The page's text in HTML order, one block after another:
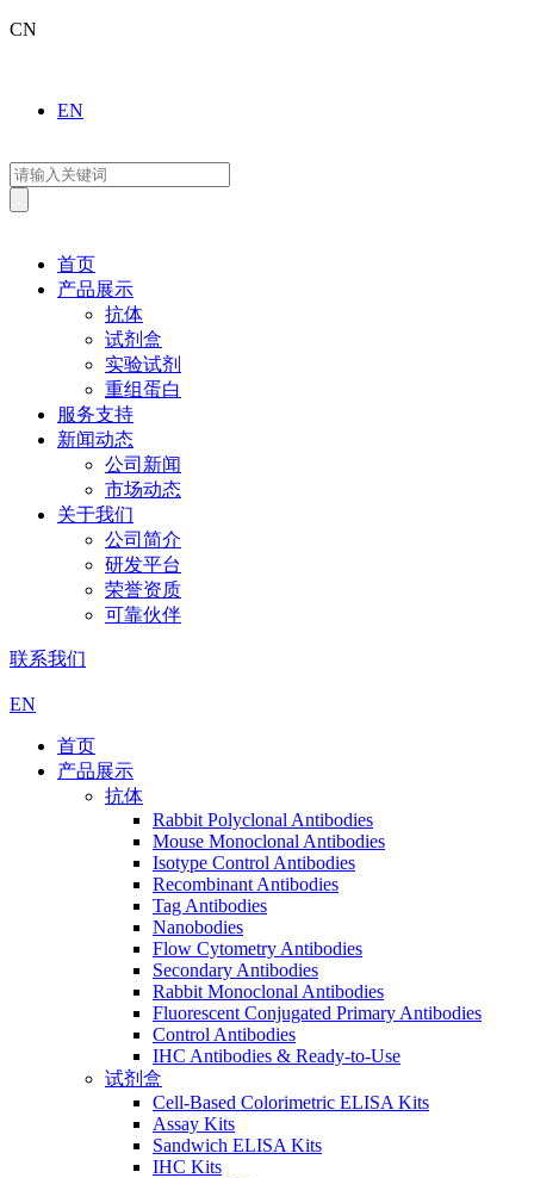
CN
EN
首页
产品展示
抗体
试剂盒
实验试剂
重组蛋白
服务支持
新闻动态
公司新闻
市场动态
关于我们
公司简介
研发平台
荣誉资质
可靠伙伴
联系我们
EN
首页
产品展示
抗体
Rabbit Polyclonal Antibodies
Mouse Monoclonal Antibodies
Isotype Control Antibodies
Recombinant Antibodies
Tag Antibodies
Nanobodies
Flow Cytometry Antibodies
Secondary Antibodies
Rabbit Monoclonal Antibodies
Fluorescent Conjugated Primary Antibodies
Control Antibodies
IHC Antibodies & Ready-to-Use
试剂盒
Cell-Based Colorimetric ELISA Kits
Assay Kits
Sandwich ELISA Kits
IHC Kits